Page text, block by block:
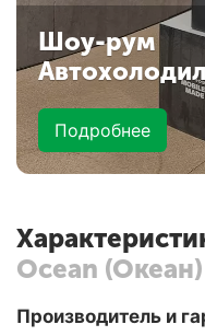
Шоу-рум
Подробнее
Ocean (Океан)
Производитель и